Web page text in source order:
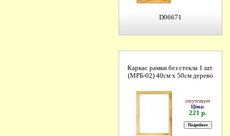
D06671
Каркас рамки без стекла 1 шт.
(МРБ-02) 40см х 50см дерево
отсутствует
Цена:
221 р.